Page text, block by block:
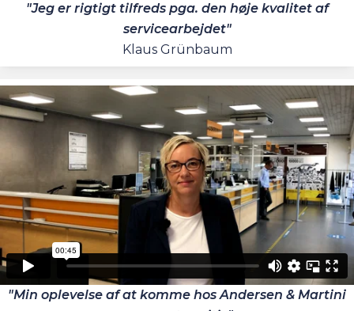
"Jeg er rigtigt tilfreds pga. den høje kvalitet af
servicearbejdet"
Klaus Grünbaum
"Min oplevelse af at komme hos Andersen & Martini